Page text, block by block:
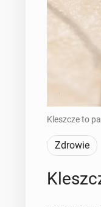
Kleszcze to
Zdrowie